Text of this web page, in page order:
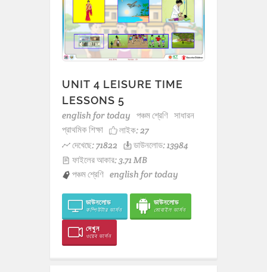
UNIT 4 LEISURE TIME
LESSONS 5
english for today পঞ্চম শ্রেণি সাধারন
প্রাথমিক শিক্ষা
লাইক:27
দেখেছে: 71822
ডাউনলোড: 13984
ফাইলের আকার: 3.71 MB
পঞ্চম শ্রেণি english for today
ডাউনলোড
কম্পিউটার ভার্সন
ডাউনলোড
মোবাইল ভার্সন
দেখুন
ওয়েব ভার্সন